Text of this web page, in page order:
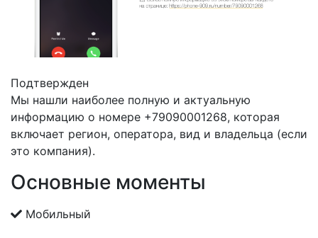
Подтвержден
Мы нашли наиболее полную и актуальную
информацию о номере +79090001268, которая
включает регион, оператора, вид и владельца (если
это компания).
Основные моменты
Мобильный